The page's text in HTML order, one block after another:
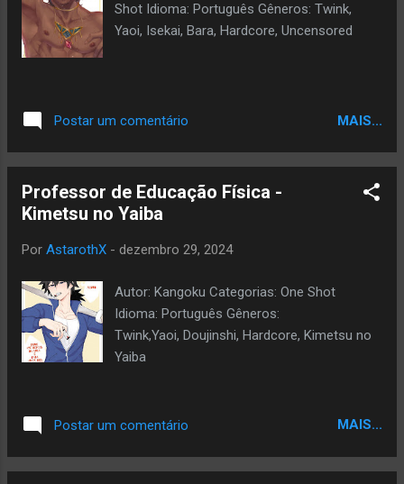
Shot Idioma: Português Gêneros: Twink,
Yaoi, Isekai, Bara, Hardcore, Uncensored
Postar um comentário MAIS...
Professor de Educação Física -
Kimetsu no Yaiba
Por AstarothX - dezembro 29, 2024
Autor: Kangoku Categorias: One Shot
Idioma: Português Gêneros:
Twink,Yaoi, Doujinshi, Hardcore, Kimetsu no
Yaiba
Postar um comentário MAIS...